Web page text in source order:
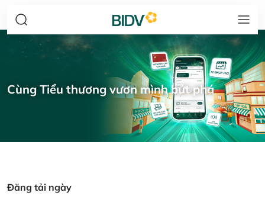
Cùng Tiểu thương vươn mình bứt phá
Đăng tải ngày